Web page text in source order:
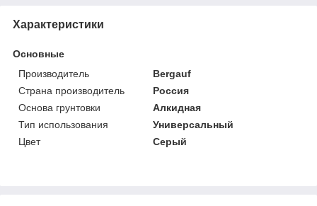
Характеристики
Основные
Производитель
Bergauf
Страна производитель
Россия
Основа грунтовки
Алкидная
Тип использования
Универсальный
Цвет
Серый